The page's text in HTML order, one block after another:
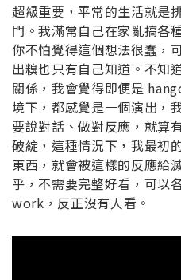
超級重要，平常的生活就是
門。我滿常自己在家亂搞各
你不怕覺得這個想法很蠢，
出糗也只有自己知道。不知
關係，我會覺得即便是
境下，都感覺是一個演出，
要說對話、做對反應，就算
破綻，這種情況下，我最初
東西，就會被這樣的反應給
乎，不需要完整好看，可以
work，反正沒有人看。